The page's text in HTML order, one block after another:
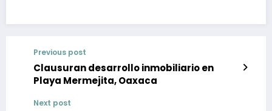
Previous post
Clausuran desarrollo inmobiliario en
Playa Mermejita, Oaxaca
Next post